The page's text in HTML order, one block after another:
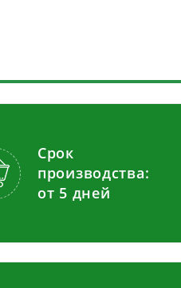
Срок
производства:
от 5 дней